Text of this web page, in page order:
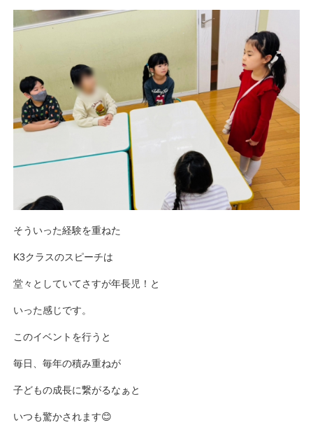
そういった経験を重ねた
K3クラスのスピーチは
堂々としていてさすが年長児！と
いった感じです。
このイベントを行うと
毎日、毎年の積み重ねが
子どもの成長に繋がるなぁと
いつも驚かされます😊